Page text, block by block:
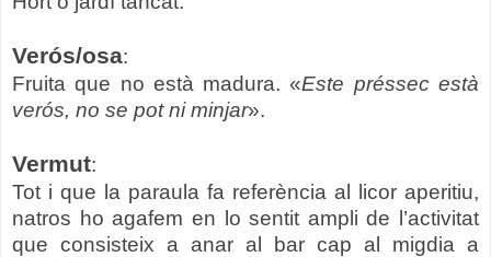
Verós/osa:
Fruita que no està madura. «Este préssec està
verós, no se pot ni minjar».
Vermut:
Tot i que la paraula fa referència al licor aperitiu,
natros ho agafem en lo sentit ampli de l’activitat
que consisteix a anar al bar cap al migdia a